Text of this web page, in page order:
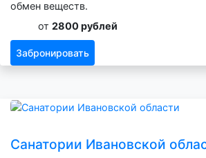
обмен веществ.
от 2800 рублей
Забронировать
Санатории Ивановской